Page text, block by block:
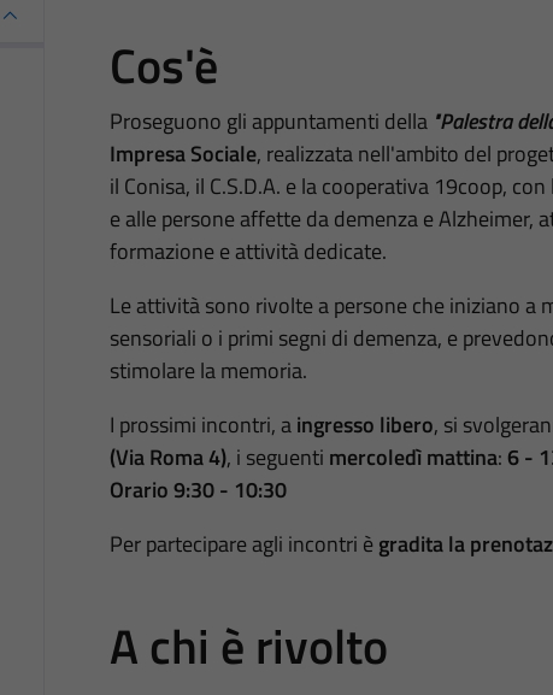
Cos'è
Proseguono gli appuntamenti della "Palestra
Impresa Sociale, realizzata nell'ambito del
il Conisa, il C.S.D.A. e la cooperativa 19coop,
e alle persone affette da demenza e
formazione e attività dedicate.
Le attività sono rivolte a persone che iniziano a
sensoriali o i primi segni di demenza, e
stimolare la memoria.
I prossimi incontri, aingresso libero, si
(Via Roma 4), i seguenti mercoledì mattina: 6 -
Orario 9:30 - 10:30
Per partecipare agli incontri è gradita la
A chi è rivolto